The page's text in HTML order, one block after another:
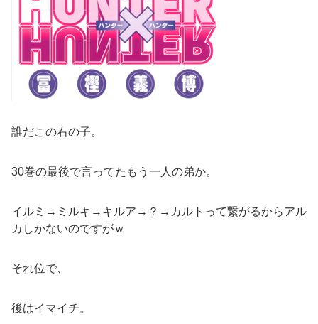
誰だこの右の子。
30巻の最後で言ってたもう一人の弟か。
イルミ→ミルキ→キルア→？→カルトって繋がるからアル
カしかないのですがｗ
それ位で、
後はイマイチ。